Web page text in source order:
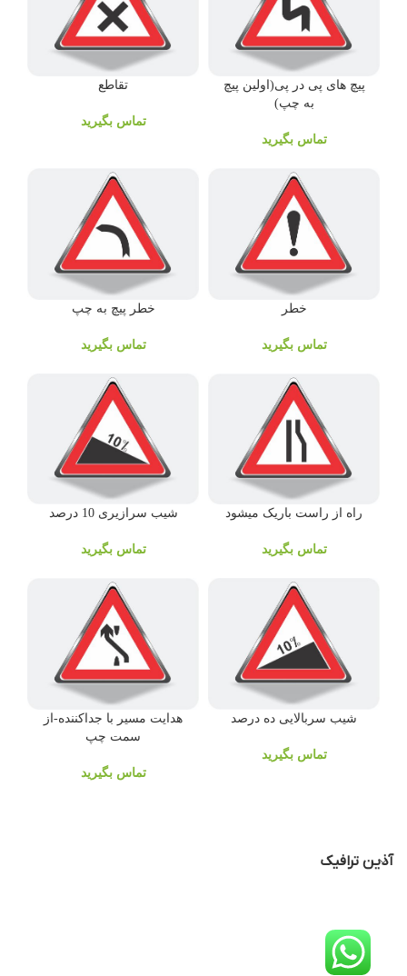
پیچ های پی در پی(اولین پیچ
به چپ)
تماس بگیرید
تقاطع
تماس بگیرید
خطر
تماس بگیرید
خطر پیچ به چپ
تماس بگیرید
راه از راست باریک میشود
تماس بگیرید
شیب سرازیری 10 درصد
تماس بگیرید
شیب سربالایی ده درصد
تماس بگیرید
هدایت مسیر با جداکننده-از
سمت چپ
تماس بگیرید
آذین ترافیک